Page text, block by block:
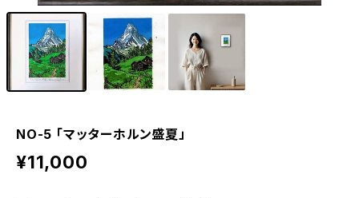
NO-5 「マッターホルン盛夏」
¥11,000